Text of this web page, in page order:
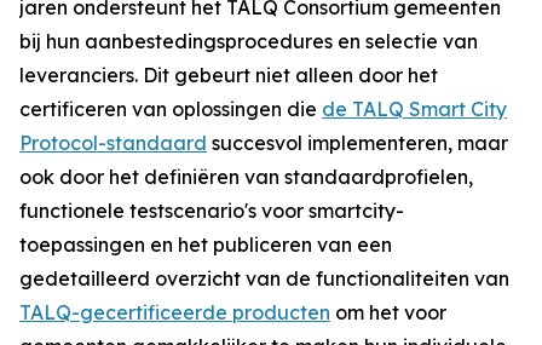
jaren ondersteunt het TALQ Consortium gemeenten
bij hun aanbestedingsprocedures en selectie van
leveranciers. Dit gebeurt niet alleen door het
certificeren van oplossingen die de TALQ Smart City
Protocol-standaard succesvol implementeren, maar
ook door het definiëren van standaardprofielen,
functionele testscenario's voor smartcity-
toepassingen en het publiceren van een
gedetailleerd overzicht van de functionaliteiten van
TALQ-gecertificeerde producten om het voor